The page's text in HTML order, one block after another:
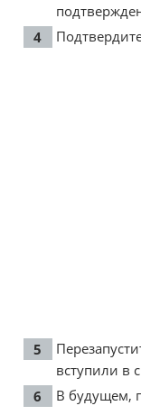
вступили в
В будущем,